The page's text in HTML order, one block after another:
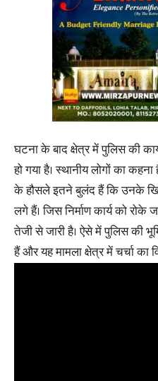
घटना के बाद क्षेत्र में पुलिस की
हो गया है। स्थानीय लोगों का
के हौसले इतने बुलंद हैं कि उनके
लगे हैं। जिस निर्माण कार्य को
तेजी से जारी है। ऐसे में पुलिस की
हैं और यह मामला क्षेत्र में चर्चा का